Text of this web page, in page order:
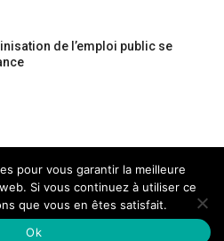
de l’emploi public se
Nous contacter
sociale, solidaire et engagée–
parFameThemes
pour vous garantir la meilleure
Si vous continuez à utiliser ce
que vous en êtes satisfait.
Ok